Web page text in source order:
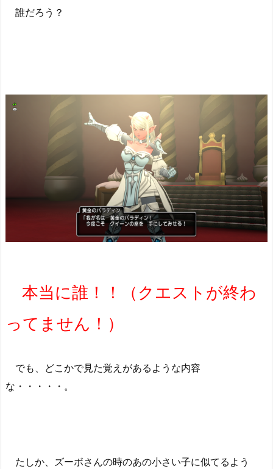
誰だろう？
本当に誰！！（クエストが終わ
ってません！）
でも、どこかで見た覚えがあるような内容
な・・・・・。
たしか、ズーボさんの時のあの小さい子に似てるよう